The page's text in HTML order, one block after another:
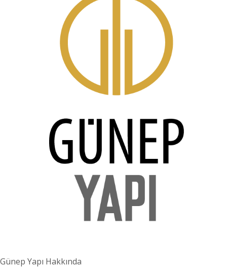
Günep Yapı Hakkında